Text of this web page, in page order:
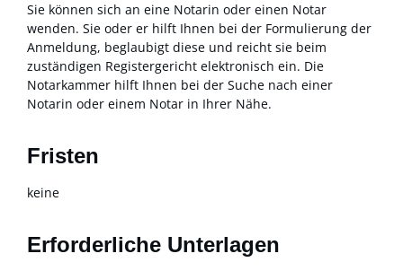
Sie können sich an eine Notarin oder einen Notar
wenden. Sie oder er hilft Ihnen bei der Formulierung der
Anmeldung, beglaubigt diese und reicht sie beim
zuständigen Registergericht elektronisch ein. Die
Notarkammer hilft Ihnen bei der Suche nach einer
Notarin oder einem Notar in Ihrer Nähe.
Fristen
keine
Erforderliche Unterlagen